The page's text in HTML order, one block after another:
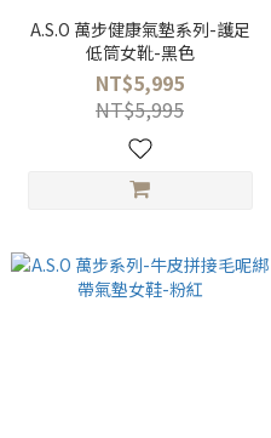
A.S.O 萬步健康氣墊系列-護足
低筒女靴-黑色
NT$5,995
NT$5,995